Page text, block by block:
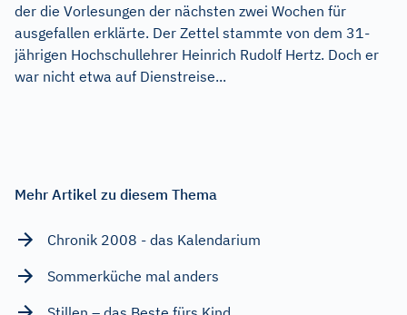
der die Vorlesungen der nächsten zwei Wochen für
ausgefallen erklärte. Der Zettel stammte von dem 31-
jährigen Hochschullehrer Heinrich Rudolf Hertz. Doch er
war nicht etwa auf Dienstreise...
Mehr Artikel zu diesem Thema
Chronik 2008 - das Kalendarium
Sommerküche mal anders